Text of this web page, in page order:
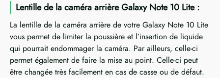
Lentille de la caméra arrière Galaxy Note 10 Lite :
La lentille de la caméra arrière de votre Galaxy Note 10 Lite
vous permet de limiter la poussière et l’insertion de liquide
qui pourrait endommager la caméra. Par ailleurs, celle-ci
permet également de faire la mise au point. Celle-ci peut
être changée très facilement en cas de casse ou de défaut.